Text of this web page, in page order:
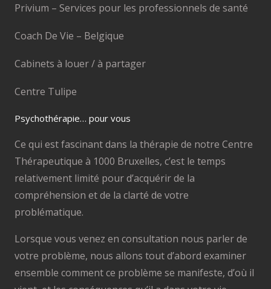
Privium – Services pour les professionnels de santé
Coach De Vie – Belgique
Cabinets à louer / à partager
Centre Tulipe
Psychothérapie… pour vous
Ce qui est fascinant dans la thérapie de notre Centre
Thérapeutique à 1000 Bruxelles, c’est le temps
relativement limité pour d’acquérir de la
compréhension et de la clarté de votre
problématique.
Lorsque vous venez en consultation nous parler de
votre problème, nous allons tout d’abord examiner
ensemble comment ce problème se manifeste, d’où il